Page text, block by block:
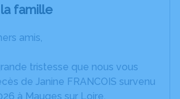
famille
amis,
tristesse que nous vous
de Janine FRANCOIS survenu
à Mauges sur Loire.